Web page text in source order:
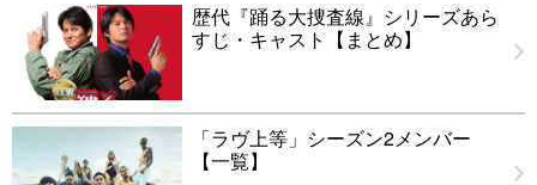
歴代『踊る大捜査線』シリーズあら
すじ・キャスト【まとめ】
「ラヴ上等」シーズン2メンバー
【一覧】